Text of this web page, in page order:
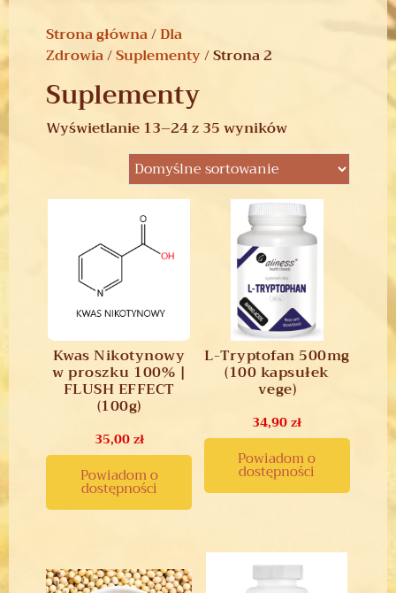
Strona główna/Dla
Zdrowia/Suplementy/ Strona 2
Suplementy
Wyświetlanie 13–24 z 35 wyników
Kwas Nikotynowy
w proszku 100% |
FLUSH EFFECT
(100g)
35,00zł
Powiadom o
dostępności
L-Tryptofan 500mg
(100 kapsułek
vege)
34,90zł
Powiadom o
dostępności